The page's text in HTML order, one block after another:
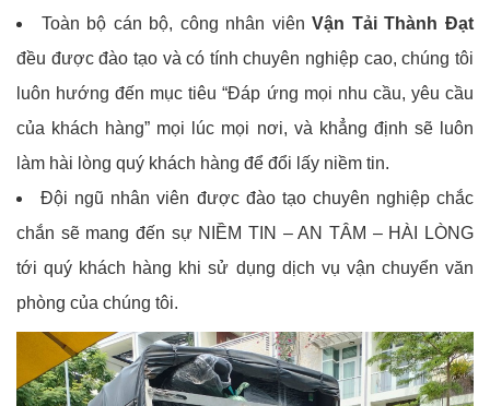
Toàn bộ cán bộ, công nhân viênVận Tải Thành Đạt
đều được đào tạo và có tính chuyên nghiệp cao, chúng tôi
luôn hướng đến mục tiêu “Đáp ứng mọi nhu cầu, yêu cầu
của khách hàng” mọi lúc mọi nơi, và khẳng định sẽ luôn
làm hài lòng quý khách hàng để đổi lấy niềm tin.
Đội ngũ nhân viên được đào tạo chuyên nghiệp chắc
chắn sẽ mang đến sự NIỀM TIN – AN TÂM – HÀI LÒNG
tới quý khách hàng khi sử dụng dịch vụ vận chuyển văn
phòng của chúng tôi.